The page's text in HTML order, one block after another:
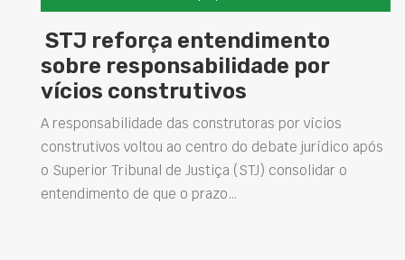
por
por vícios
do debate jurídico após
(STJ) consolidar o
Concretos
elevam
estruturas e
soluções na
Projetar estruturas mais
intervenções de manutenção e
desempenho das obras são